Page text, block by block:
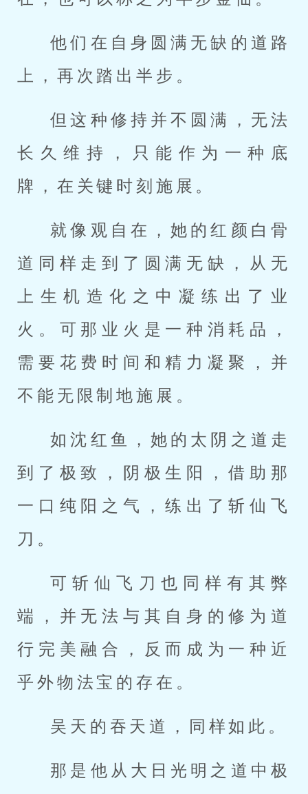
他们在自身圆满无缺的道路
上，再次踏出半步。
但这种修持并不圆满，无法
长久维持，只能作为一种底
牌，在关键时刻施展。
就像观自在，她的红颜白骨
道同样走到了圆满无缺，从无
上生机造化之中凝练出了业
火。可那业火是一种消耗品，
需要花费时间和精力凝聚，并
不能无限制地施展。
如沈红鱼，她的太阴之道走
到了极致，阴极生阳，借助那
一口纯阳之气，练出了斩仙飞
刀。
可斩仙飞刀也同样有其弊
端，并无法与其自身的修为道
行完美融合，反而成为一种近
乎外物法宝的存在。
吴天的吞天道，同样如此。
那是他从大日光明之道中极